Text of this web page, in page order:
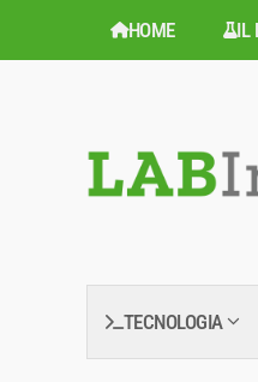
HOME IL
TECNOLOGIA